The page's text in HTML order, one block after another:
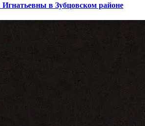
в Зубцовском районе